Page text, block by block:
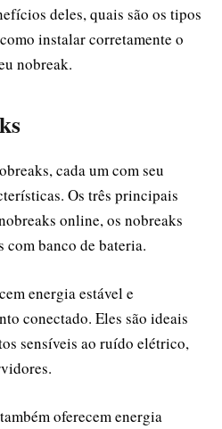
deles, quais são os tipos
instalar corretamente o
nobreak.
cada um com seu
Os três principais
online, os nobreaks
com banco de bateria.
energia estável e
conectado. Eles são ideais
sensíveis ao ruído elétrico,
oferecem energia